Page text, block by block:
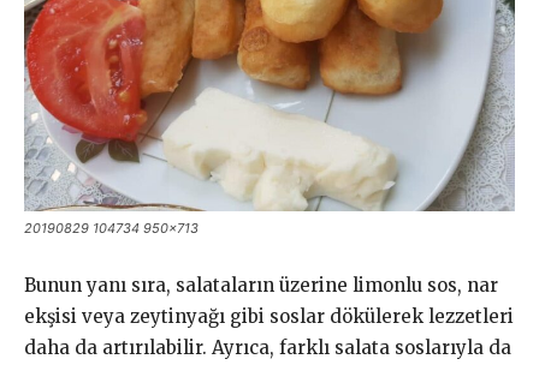
20190829 104734 950×713
Bunun yanı sıra, salataların üzerine limonlu sos, nar
ekşisi veya zeytinyağı gibi soslar dökülerek lezzetleri
daha da artırılabilir. Ayrıca, farklı salata soslarıyla da